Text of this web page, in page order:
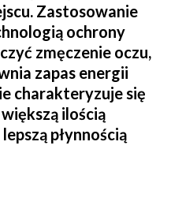
Zastosowanie
ochrony
zmęczenie oczu,
zapas energii
charakteryzuje się
ilością
płynnością